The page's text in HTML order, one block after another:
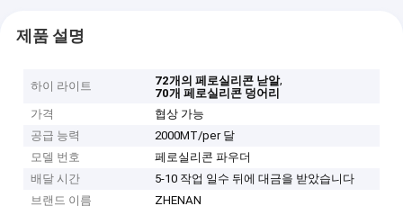
제품 설명
하이 라이트 72개의 페로실리콘 낟알,
70개 페로실리콘 덩어리
가격
협상 가능
공급 능력
2000MT/per 달
모델 번호
페로실리콘 파우더
배달 시간
5-10 작업 일수 뒤에 대금을 받았습니다
브랜드 이름
ZHENAN